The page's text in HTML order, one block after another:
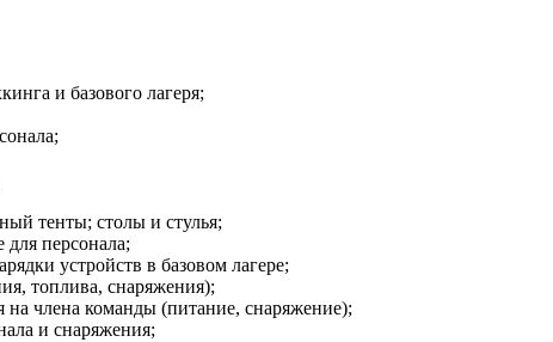
и базового лагеря;
тенты; столы и стулья;
для персонала;
устройств в базовом лагере;
топлива, снаряжения);
на члена команды (питание, снаряжение);
и снаряжения;